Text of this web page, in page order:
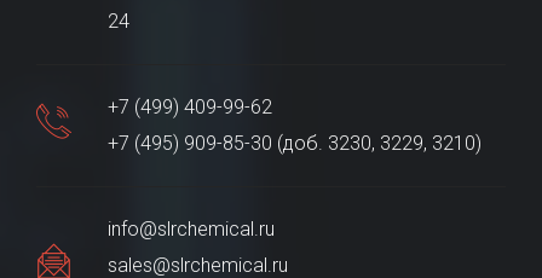
24
+7 (499) 409-99-62
+7 (495) 909-85-30 (доб. 3230, 3229, 3210)
info@slrchemical.ru
sales@slrchemical.ru